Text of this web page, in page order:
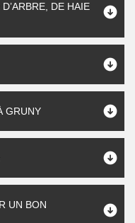
DE HAIE
GRUNY
UN BON